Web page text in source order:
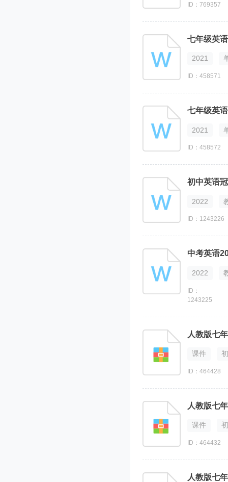
ID：769357
2021
ID：458571
2021
ID：458572
初中英语
2022
ID：1243226
中考英语
2022
ID：
1243225
人教版七
课件
ID：464428
人教版七
课件
ID：464432
人教版七